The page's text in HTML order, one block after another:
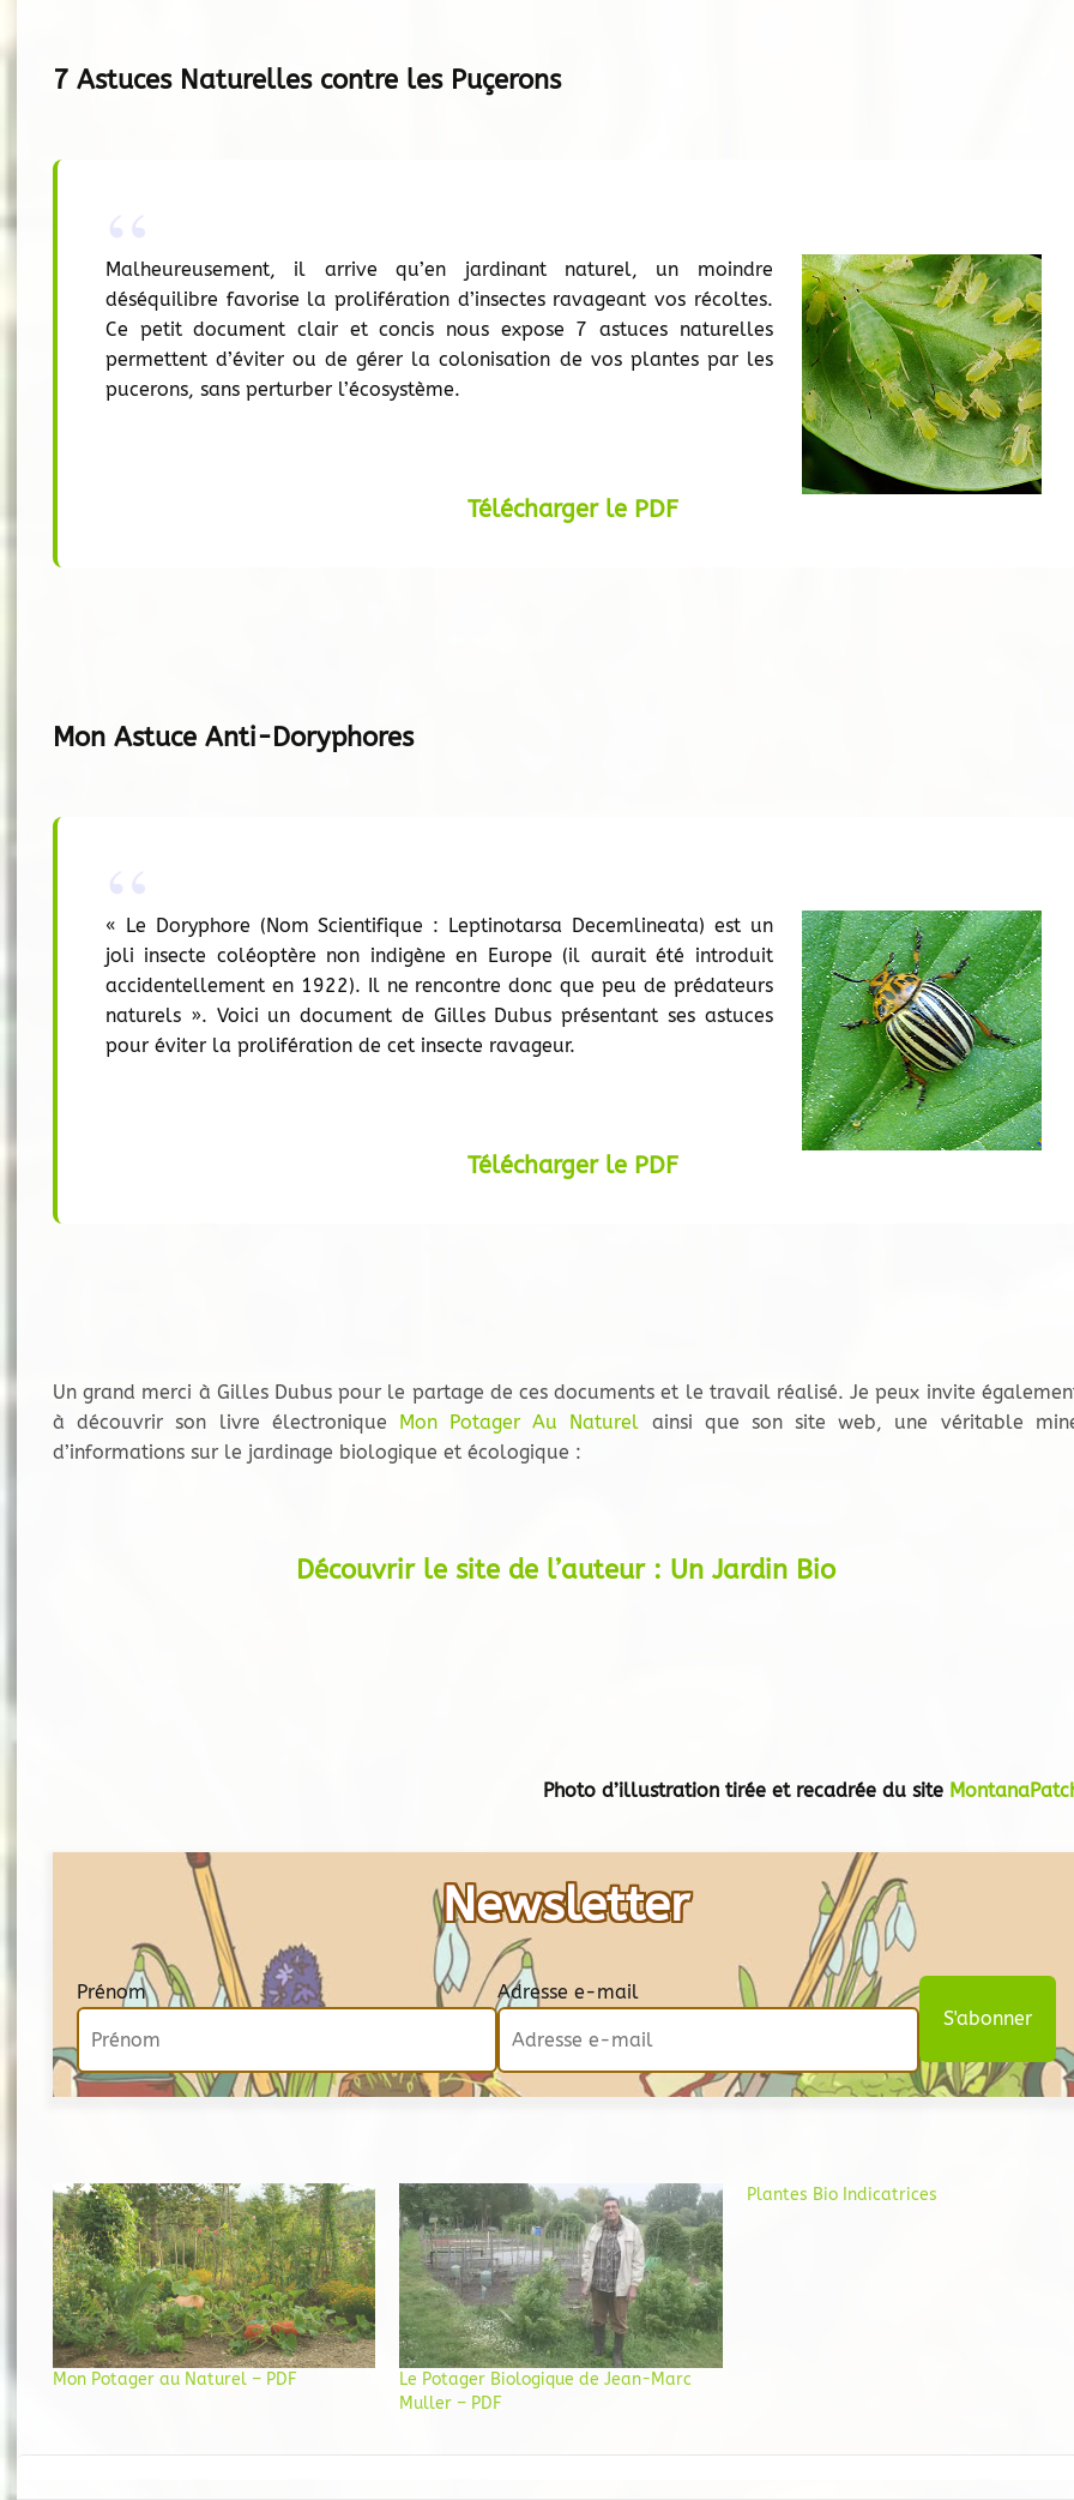
7 Astuces Naturelles contre les Puçerons
Malheureusement, il arrive qu’en jardinant naturel, un moindre
déséquilibre favorise la prolifération d’insectes ravageant vos récoltes.
Ce petit document clair et concis nous expose 7 astuces naturelles
permettent d’éviter ou de gérer la colonisation de vos plantes par les
pucerons, sans perturber l’écosystème.
Télécharger le PDF
Mon Astuce Anti-Doryphores
« Le Doryphore (Nom Scientifique : Leptinotarsa Decemlineata) est un
joli insecte coléoptère non indigène en Europe (il aurait été introduit
accidentellement en 1922). Il ne rencontre donc que peu de prédateurs
naturels ». Voici un document de Gilles Dubus présentant ses astuces
pour éviter la prolifération de cet insecte ravageur.
Télécharger le PDF
Un grand merci à Gilles Dubus pour le partage de ces documents et le travail réalisé. Je peux invite
à découvrir son livre électronique
Mon Potager Au Naturel ainsi que son site web, une véritable
d’informations sur le jardinage biologique et écologique :
Découvrir le site de l’auteur : Un Jardin Bio
Photo d’illustration tirée et recadrée du site
Newsletter
Prénom Adresse e-mail
Mon Potager au Naturel – PDF
Le Potager Biologique de Jean-Marc
Muller – PDF
Plantes Bio Indicatrices